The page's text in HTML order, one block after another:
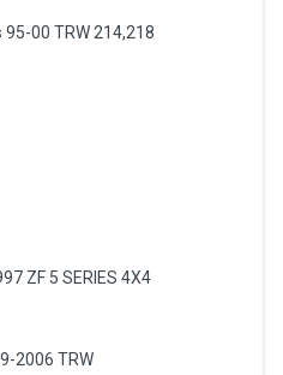
95-00 TRW 214,218
ZF 5 SERIES 4X4
2006 TRW